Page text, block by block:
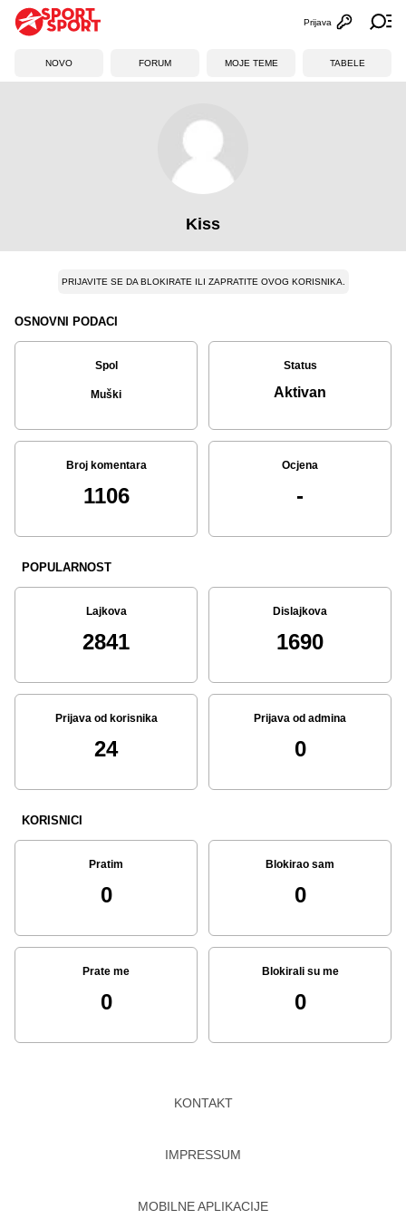
Otvori
Prijava
NOVO FORUM MOJE TEME TABELE
Kiss
PRIJAVITE SE DA BLOKIRATE ILI ZAPRATITE OVOG KORISNIKA.
OSNOVNI PODACI
Spol
Muški
Status
Aktivan
Broj komentara
1106
Ocjena
-
POPULARNOST
Lajkova
2841
Dislajkova
1690
Prijava od korisnika
24
Prijava od admina
0
KORISNICI
Pratim
0
Blokirao sam
0
Prate me
0
Blokirali su me
0
KONTAKT
IMPRESSUM
MOBILNE APLIKACIJE